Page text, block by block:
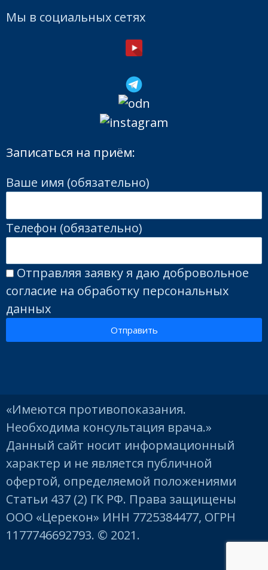
Мы в социальных сетях
Записаться на приём:
Ваше имя (обязательно)
Телефон (обязательно)
Отправляя заявку я даю добровольное
согласие на обработку персональных
данных
Отправить
«Имеются противопоказания.
Необходима консультация врача.»
Данный сайт носит информационный
характер и не является публичной
офертой, определяемой положениями
Статьи 437 (2) ГК РФ. Права защищены
ООО «Церекон» ИНН 7725384477, ОГРН
1177746692793. © 2021.